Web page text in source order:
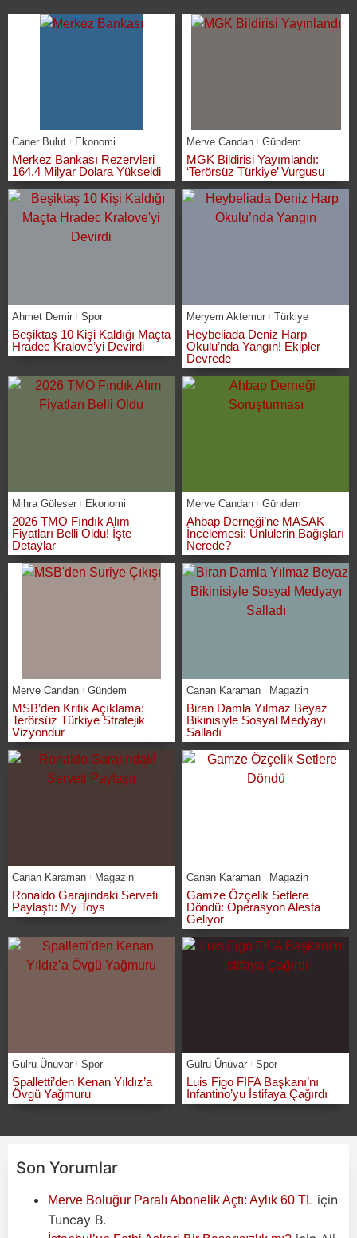
Caner Bulut Ekonomi
Merkez Bankası Rezervleri
164,4 Milyar Dolara Yükseldi
Merve Candan Gündem
MGK Bildirisi Yayımlandı:
‘Terörsüz Türkiye’ Vurgusu
Ahmet Demir Spor
Beşiktaş 10 Kişi Kaldığı Maçta
Hradec Kralove’yi Devirdi
Meryem Aktemur Türkiye
Heybeliada Deniz Harp
Okulu’nda Yangın! Ekipler
Devrede
Mihra Güleser Ekonomi
2026 TMO Fındık Alım
Fiyatları Belli Oldu! İşte
Detaylar
Merve Candan Gündem
Ahbap Derneği’ne MASAK
İncelemesi: Ünlülerin Bağışları
Nerede?
Merve Candan Gündem
MSB’den Kritik Açıklama:
Terörsüz Türkiye Stratejik
Vizyondur
Canan Karaman Magazin
Biran Damla Yılmaz Beyaz
Bikinisiyle Sosyal Medyayı
Salladı
Canan Karaman Magazin
Ronaldo Garajındaki Serveti
Paylaştı: My Toys
Canan Karaman Magazin
Gamze Özçelik Setlere
Döndü: Operasyon Alesta
Geliyor
Gülru Ünüvar Spor
Spalletti’den Kenan Yıldız’a
Övgü Yağmuru
Gülru Ünüvar Spor
Luis Figo FIFA Başkanı’nı
Infantino’yu İstifaya Çağırdı
Son Yorumlar
Merve Boluğur Paralı Abonelik Açtı: Aylık 60 TL için
Tuncay B.